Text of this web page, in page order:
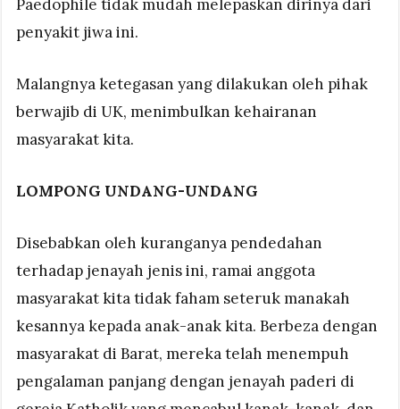
Paedophile tidak mudah melepaskan dirinya dari
penyakit jiwa ini.
Malangnya ketegasan yang dilakukan oleh pihak
berwajib di UK, menimbulkan kehairanan
masyarakat kita.
LOMPONG UNDANG-UNDANG
Disebabkan oleh kuranganya pendedahan
terhadap jenayah jenis ini, ramai anggota
masyarakat kita tidak faham seteruk manakah
kesannya kepada anak-anak kita. Berbeza dengan
masyarakat di Barat, mereka telah menempuh
pengalaman panjang dengan jenayah paderi di